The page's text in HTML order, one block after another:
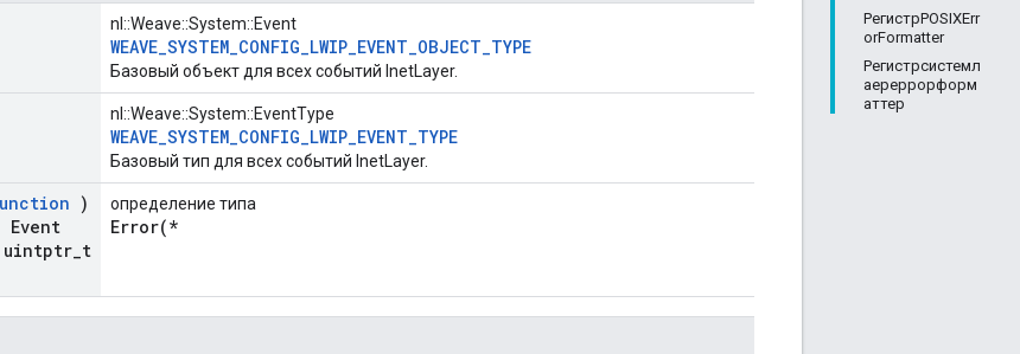
РегистрPOSIXErr
orFormatter
Регистрсистемл
аереррорформ
аттер
nl::Weave::System::Event
WEAVE_SYSTEM_CONFIG_LWIP_EVENT_OBJECT_TYPE
Базовый объект для всех событий InetLayer.
nl::Weave::System::EventType
WEAVE_SYSTEM_CONFIG_LWIP_EVENT_TYPE
Базовый тип для всех событий InetLayer.
)
Event
uintptr t
определение типа
Error(*